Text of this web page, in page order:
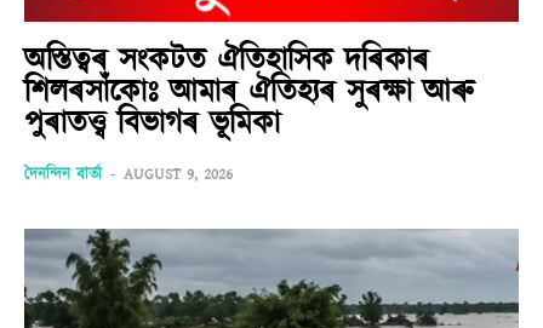
অস্তিত্বৰ সংকটত ঐতিহাসিক দৰিকাৰ
শিলৰসাঁকোঃ আমাৰ ঐতিহ্যৰ সুৰক্ষা আৰু
পুৰাতত্ত্ব বিভাগৰ ভূমিকা
দৈনন্দিন বাৰ্তা - AUGUST 9, 2026